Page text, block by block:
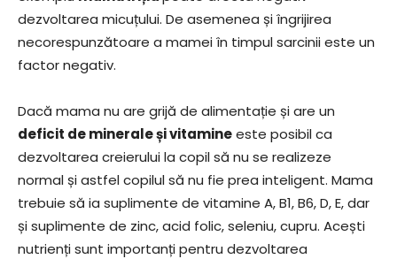
dezvoltarea micuțului. De asemenea și îngrijirea
necorespunzătoare a mamei în timpul sarcinii este un
factor negativ.
Dacă mama nu are grijă de alimentație și are un
deficit de minerale și vitamineeste posibil ca
dezvoltarea creierului la copil să nu se realizeze
normal și astfel copilul să nu fie prea inteligent. Mama
trebuie să ia suplimente de vitamine A, B1, B6, D, E, dar
și suplimente de zinc, acid folic, seleniu, cupru. Acești
nutrienți sunt importanți pentru dezvoltarea